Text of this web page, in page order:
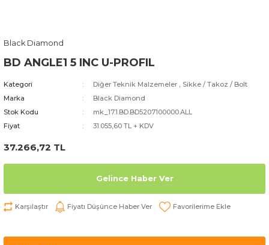
Black Diamond
BD ANGLE1 5 INC U-PROFIL
Kategori Diğer Teknik Malzemeler , Sikke / Takoz / Bolt
Marka
Black Diamond
Stok Kodu
mk_17.1.BD.BD5207100000.ALL
Fiyat
31.055,60 TL + KDV
37.266,72 TL
Gelince Haber Ver
Karşılaştır Fiyatı Düşünce Haber Ver